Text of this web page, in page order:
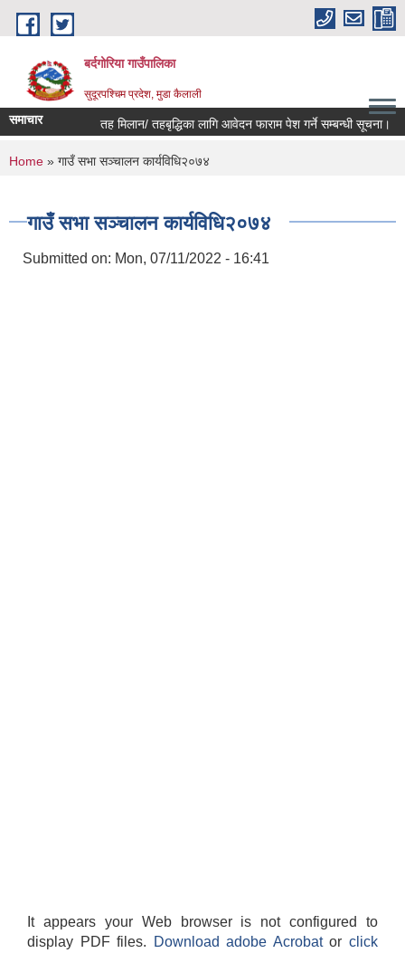
Skip to main content
बर्दगोरिया गाउँपालिका
सुदूरपश्चिम प्रदेश, मुडा कैलाली
समाचार तह मिलान/ तहबृद्धिका लागि आवेदन फाराम पेश गर्ने सम्बन्धी सूचना।
You are here
Home » गाउँ सभा सञ्चालन कार्यविधि२०७४
गाउँ सभा सञ्चालन कार्यविधि२०७४
Submitted on: Mon, 07/11/2022 - 16:41
It appears your Web browser is not configured to
display PDF files.
Download adobe Acrobatorclick